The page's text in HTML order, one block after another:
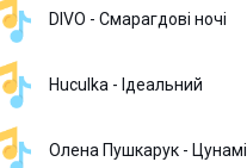
DIVO - Смарагдові ночі
Huculka - Ідеальний
Олена Пушкарук - Цунамі